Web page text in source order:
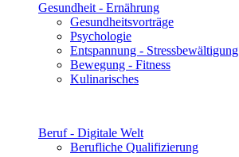
Gesundheit - Ernährung
Gesundheitsvorträge
Psychologie
Entspannung - Stressbewältigung
Bewegung - Fitness
Kulinarisches
Beruf - Digitale Welt
Berufliche Qualifizierung